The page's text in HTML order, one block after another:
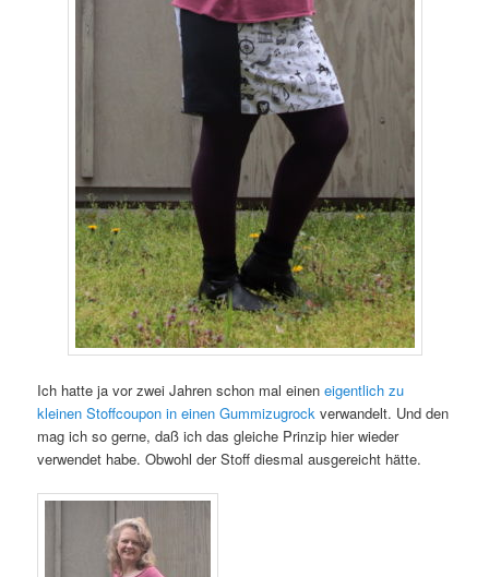
Ich hatte ja vor zwei Jahren schon mal eineneigentlich zu
kleinen Stoffcoupon in einen Gummizugrock verwandelt. Und den
mag ich so gerne, daß ich das gleiche Prinzip hier wieder
verwendet habe. Obwohl der Stoff diesmal ausgereicht hätte.